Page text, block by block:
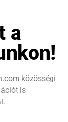
a
közösségi
is